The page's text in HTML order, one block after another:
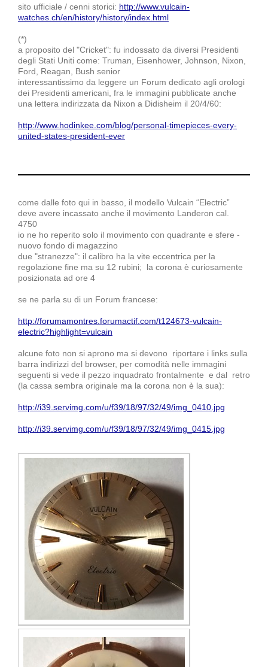
sito ufficiale / cenni storici: http://www.vulcain-
watches.ch/en/history/history/index.html
(*)
a proposito del "Cricket": fu indossato da diversi Presidenti
degli Stati Uniti come: Truman, Eisenhower, Johnson, Nixon,
Ford, Reagan, Bush senior
interessantissimo da leggere un Forum dedicato agli orologi
dei Presidenti americani, fra le immagini pubblicate anche
una lettera indirizzata da Nixon a Didisheim il 20/4/60:
http://www.hodinkee.com/blog/personal-timepieces-every-
united-states-president-ever
come dalle foto qui in basso, il modello Vulcain “Electric”
deve avere incassato anche il movimento Landeron cal.
4750
io ne ho reperito solo il movimento con quadrante e sfere -
nuovo fondo di magazzino
due "stranezze": il calibro ha la vite eccentrica per la
regolazione fine ma su 12 rubini; la corona è curiosamente
posizionata ad ore 4
se ne parla su di un Forum francese:
http://forumamontres.forumactif.com/t124673-vulcain-
electric?highlight=vulcain
alcune foto non si aprono ma si devono riportare i links sulla
barra indirizzi del browser, per comodità nelle immagini
seguenti si vede il pezzo inquadrato frontalmente e dal retro
(la cassa sembra originale ma la corona non è la sua):
http://i39.servimg.com/u/f39/18/97/32/49/img_0410.jpg
http://i39.servimg.com/u/f39/18/97/32/49/img_0415.jpg